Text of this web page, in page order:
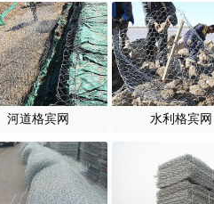
河道格宾网 水利格宾网